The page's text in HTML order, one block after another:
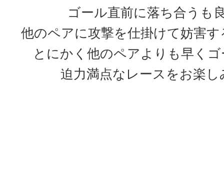
ゴール直前に落ち合うも
他のペアに攻撃を仕掛けて妨害
とにかく他のペアよりも早く
迫力満点なレースをお楽し